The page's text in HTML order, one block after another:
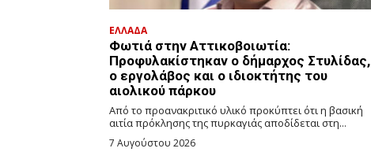
ΕΛΛΑΔΑ
Φωτιά στην Αττικοβοιωτία:
Προφυλακίστηκαν ο δήμαρχος Στυλίδας,
ο εργολάβος και ο ιδιοκτήτης του
αιολικού πάρκου
Από το προανακριτικό υλικό προκύπτει ότι η βασική
αιτία πρόκλησης της πυρκαγιάς αποδίδεται στη...
7 Αυγούστου 2026